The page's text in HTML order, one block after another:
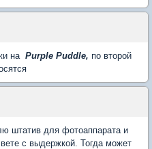
на Purple Puddle, по второй
штатив для фотоаппарата и
с выдержкой. Тогда может